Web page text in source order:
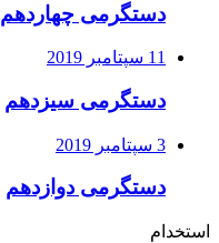
دستگرمی چهاردهم
11 سپتامبر 2019
دستگرمی سیزدهم
3 سپتامبر 2019
دستگرمی دوازدهم
استخدام